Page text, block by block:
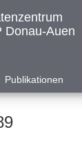
Donau-Auen
Publikationen